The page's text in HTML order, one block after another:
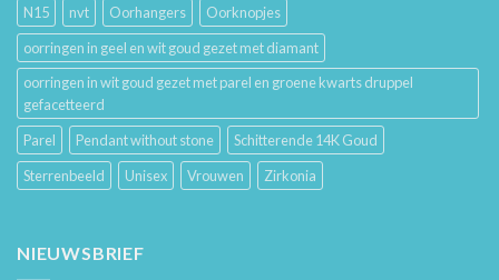
N15
nvt Oorhangers
Oorknopjes
oorringen in geel en wit goud gezet met diamant
oorringen in wit goud gezet met parel en groene kwarts druppel
gefacetteerd
Parel
Pendant without stone
Schitterende 14K Goud
Sterrenbeeld
Unisex Vrouwen Zirkonia
NIEUWSBRIEF